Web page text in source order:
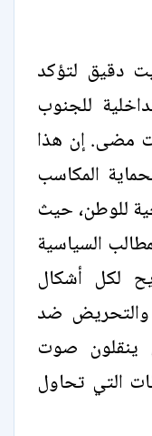
دقيق لتؤكد
للجنوب
مضى. إن هذا
المكاسب
للوطن، حيث
السياسية
لكل أشكال
والتحريض ضد
ينقلون صوت
التي تحاول